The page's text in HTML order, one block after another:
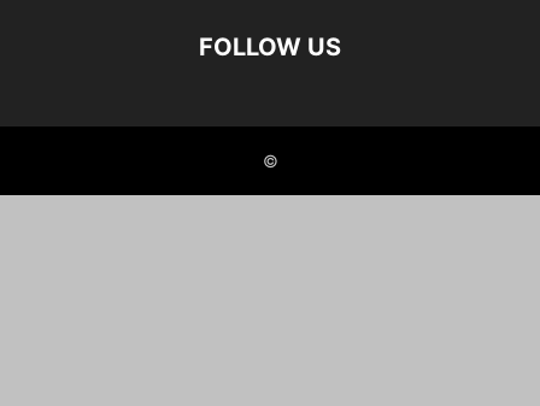
FOLLOW US
©